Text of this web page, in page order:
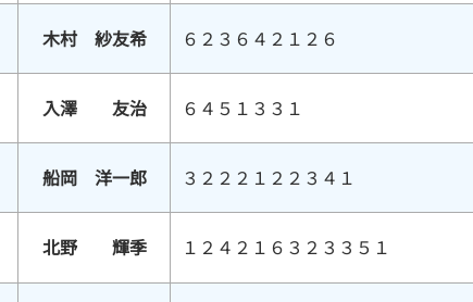
木村 紗友希 ６２３６４２１２６
入澤 友治 ６４５１３３１
船岡 洋一郎 ３２２２１２２３４１
北野 輝季 １２４２１６３２３３５１